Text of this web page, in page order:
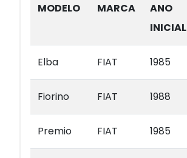
MODELO MARCA
ANO
INICIAL
Elba FIAT 1985
Fiorino FIAT 1988
Premio FIAT 1985